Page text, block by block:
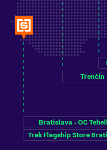
Bratislava - OC
Trek Flagship Store
Trenčín